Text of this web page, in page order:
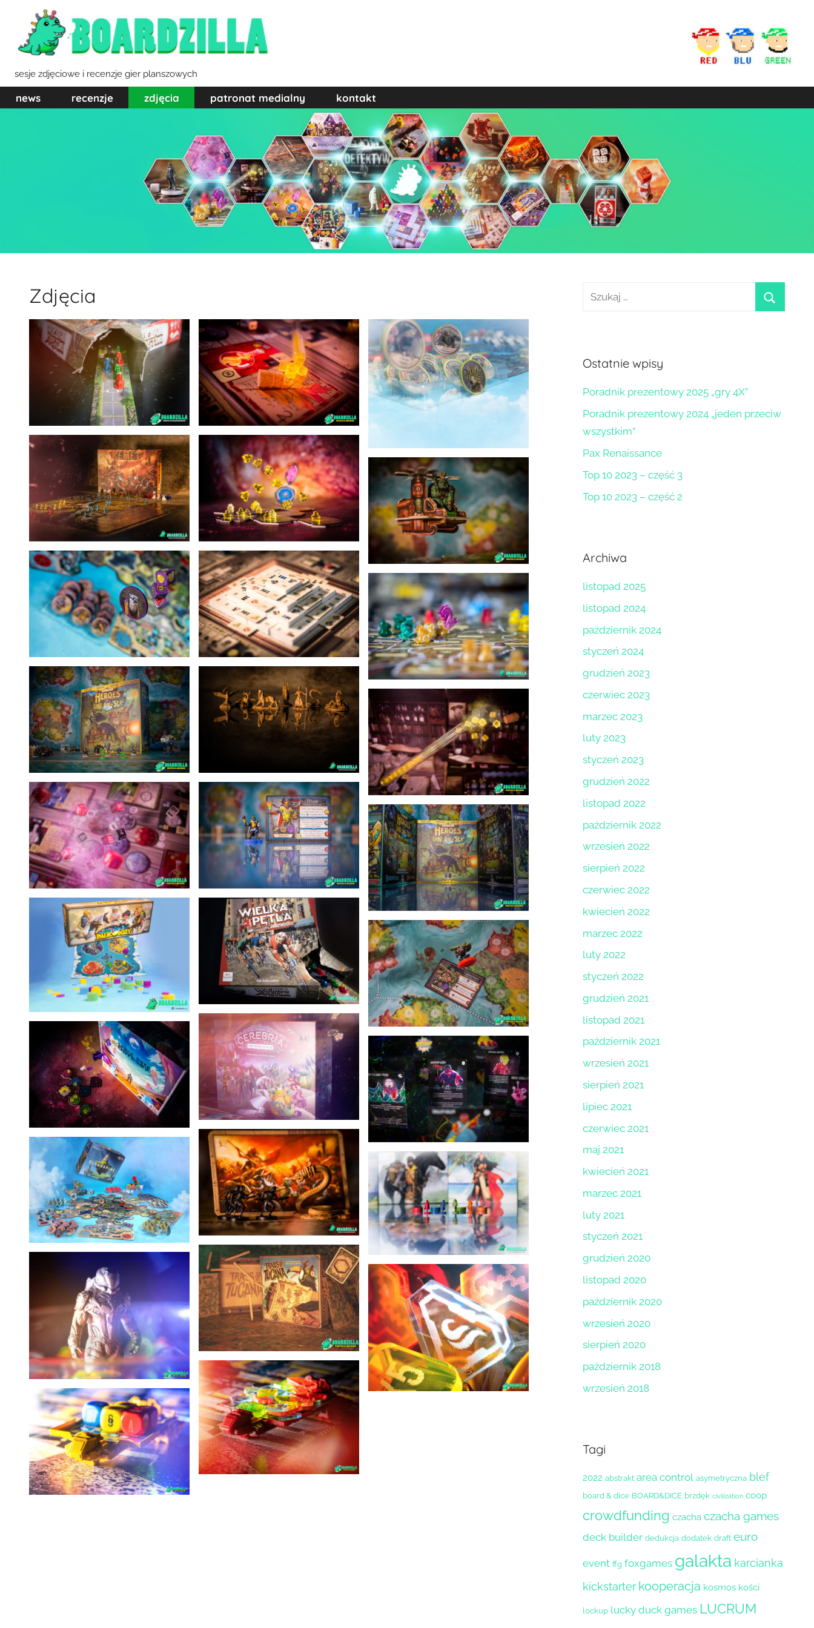
treści
sesje zdjęciowe i recenzje gier planszowych
news recenzje zdjęcia patronat medialny kontakt
Zdjęcia Szukaj:
Ostatnie wpisy
Poradnik prezentowy 2025 „gry 4X”
Poradnik prezentowy 2024 „jeden przeciw
wszystkim”
Pax Renaissance
Top 10 2023 – część 3
Top 10 2023 – część 2
Archiwa
listopad 2025
listopad 2024
październik 2024
styczeń 2024
grudzień 2023
czerwiec 2023
marzec 2023
luty 2023
styczeń 2023
grudzień 2022
listopad 2022
październik 2022
wrzesień 2022
sierpień 2022
czerwiec 2022
kwiecień 2022
marzec 2022
luty 2022
styczeń 2022
grudzień 2021
listopad 2021
październik 2021
wrzesień 2021
sierpień 2021
lipiec 2021
czerwiec 2021
maj 2021
kwiecień 2021
marzec 2021
luty 2021
styczeń 2021
grudzień 2020
listopad 2020
październik 2020
wrzesień 2020
sierpień 2020
październik 2018
wrzesień 2018
Tagi
2022 abstrakt area control asymetryczna blef
board & dice BOARD&DICE brzdęk civilization coop
crowdfunding czacha czacha games
deck builder dedukcja dodatek draft euro
event ffg foxgames galakta karcianka
kickstarter kooperacja kosmos kości
lockup lucky duck games LUCRUM